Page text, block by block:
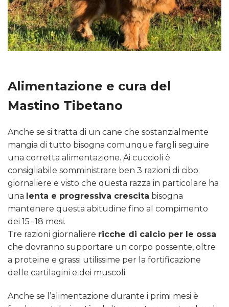
Alimentazione e cura del
Mastino Tibetano
Anche se si tratta di un cane che sostanzialmente
mangia di tutto bisogna comunque fargli seguire
una corretta alimentazione. Ai cuccioli è
consigliabile somministrare ben 3 razioni di cibo
giornaliere e visto che questa razza in particolare ha
una lenta e progressiva crescita bisogna
mantenere questa abitudine fino al compimento
dei 15 -18 mesi.
Tre razioni giornaliere ricche di calcio per le ossa
che dovranno supportare un corpo possente, oltre
a proteine e grassi utilissime per la fortificazione
delle cartilagini e dei muscoli.
Anche se l’alimentazione durante i primi mesi è